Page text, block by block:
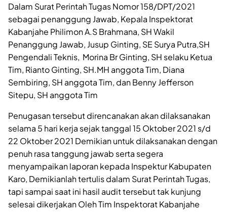
Dalam Surat Perintah Tugas Nomor 158/DPT/2021
sebagai penanggung Jawab, Kepala Inspektorat
Kabanjahe Philimon A.S Brahmana, SH Wakil
Penanggung Jawab, Jusup Ginting, SE Surya Putra,SH
Pengendali Teknis, Morina Br Ginting, SH selaku Ketua
Tim, Rianto Ginting, SH.MH anggota Tim, Diana
Sembiring, SH anggota Tim, dan Benny Jefferson
Sitepu, SH anggota Tim
Penugasan tersebut direncanakan akan dilaksanakan
selama 5 hari kerja sejak tanggal 15 Oktober 2021 s/d
22 Oktober 2021 Demikian untuk dilaksanakan dengan
penuh rasa tanggung jawab serta segera
menyampaikan laporan kepada Inspektur Kabupaten
Karo, Demikianlah tertulis dalam Surat Perintah Tugas,
tapi sampai saat ini hasil audit tersebut tak kunjung
selesai dikerjakan Oleh Tim Inspektorat Kabanjahe